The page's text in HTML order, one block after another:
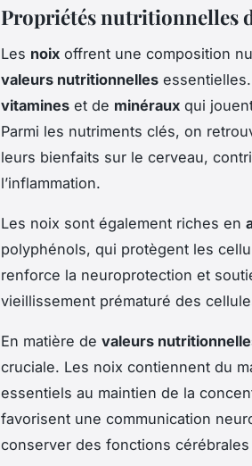
Propriétés nutritionnelles
Les noix offrent une composition
valeurs nutritionnelles
vitamines et de minéraux qui
Parmi les nutriments clés, on
leurs bienfaits sur le cerveau,
l’inflammation.
Les noix sont également riches en
polyphénols, qui protègent les
renforce la neuroprotection et
vieillissement prématuré des
En matière de valeurs
cruciale. Les noix contiennent du
essentiels au maintien de la
favorisent une communication
conserver des fonctions